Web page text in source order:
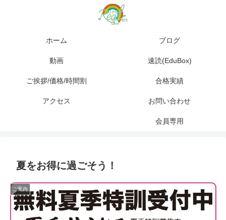
ホーム ブログ
動画 速読(EduBox)
ご挨拶/価格/時間割 合格実績
アクセス お問い合わせ
会員専用
夏をお得に過ごそう！
ご案内